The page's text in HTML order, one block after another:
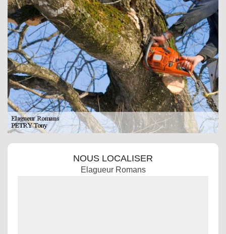
NOUS LOCALISER
Elagueur Romans